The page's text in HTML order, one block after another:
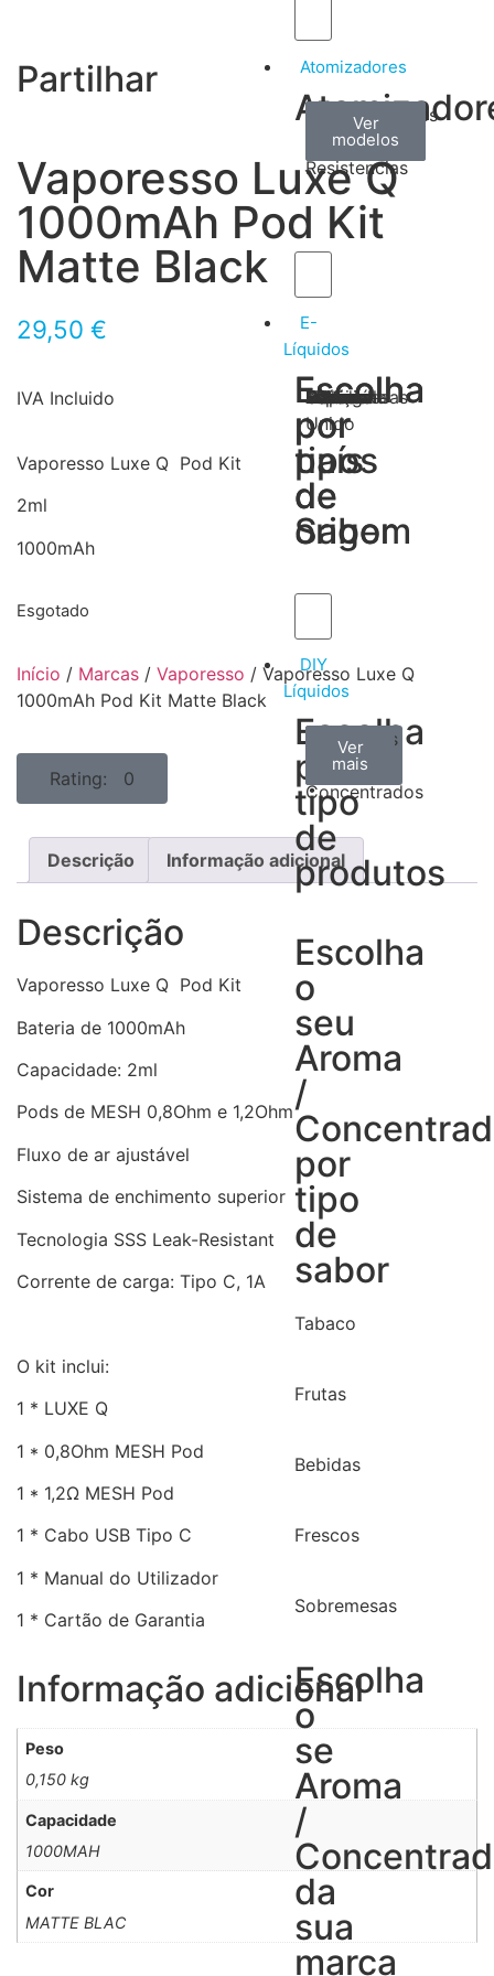
Atomizadores
Claromizadores
Ver
modelos
Reconstruíveis
Ver
modelos
Resistencias
Ver
modelos
E-
Líquidos
Escolha
por
tipos
de
Sabor
Tabaco
Frutas
Bebidas
Frescos
Sobremesas
Escolha
por
país
de
origem
Portugal
Alemanha
USA
Reino
Unido
Canadá
França
Malásia
Filipinas
Espanha
Polónia
Grécia
DIY
Líquidos
Escolha
por
tipo
de
produtos
Aromas
Concentrados
Ver
todos
Bases
Ver
mais
Accesorios
Ver
mais
Escolha
o
seu
Aroma
/
por
tipo
de
sabor
Tabaco
Frutas
Bebidas
Frescos
Sobremesas
Escolha
o
se
Aroma
/
da
sua
marca
Vaporesso Luxe Q
1000mAh Pod Kit
Matte Black
29,50 €
IVA Incluido
Vaporesso Luxe Q Pod Kit
2ml
1000mAh
Esgotado
Início / Marcas / Vaporesso / Vaporesso Luxe Q
1000mAh Pod Kit Matte Black
Rating: 0
Partilhar
Descrição Informação adicional
Descrição
Vaporesso Luxe Q Pod Kit
Bateria de 1000mAh
Capacidade: 2ml
Pods de MESH 0,8Ohm e 1,2Ohm
Fluxo de ar ajustável
Sistema de enchimento superior
Tecnologia SSS Leak-Resistant
Corrente de carga: Tipo C, 1A
O kit inclui:
1 * LUXE Q
1 * 0,8Ohm MESH Pod
1 * 1,2Ω MESH Pod
1 * Cabo USB Tipo C
1 * Manual do Utilizador
1 * Cartão de Garantia
Informação adicional
Peso
0,150 kg
Capacidade
1000MAH
Cor
MATTE BLAC